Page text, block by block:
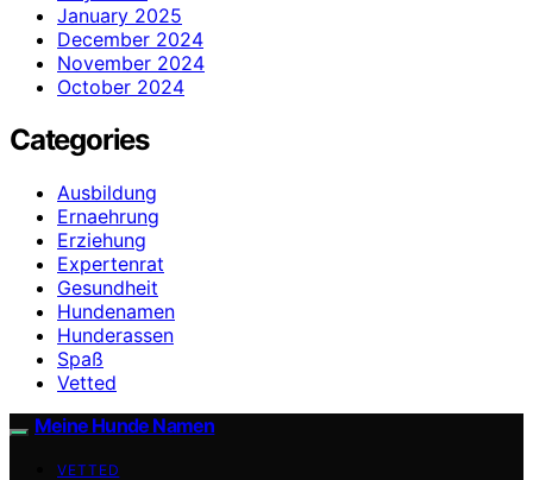
January 2025
December 2024
November 2024
October 2024
Categories
Ausbildung
Ernaehrung
Erziehung
Expertenrat
Gesundheit
Hundenamen
Hunderassen
Spaß
Vetted
Meine Hunde Namen
VETTED